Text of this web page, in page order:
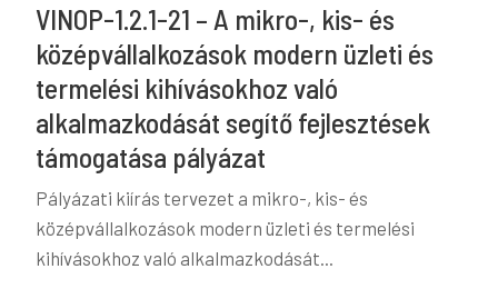
VINOP-1.2.1-21 – A mikro-, kis- és
középvállalkozások modern üzleti és
termelési kihívásokhoz való
alkalmazkodását segítő fejlesztések
támogatása pályázat
Pályázati kiírás tervezet a mikro-, kis- és
középvállalkozások modern üzleti és termelési
kihívásokhoz való alkalmazkodását...